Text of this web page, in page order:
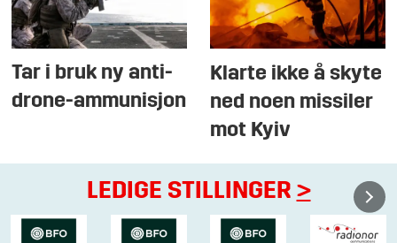
Tar i bruk ny anti-
drone-ammunisjon
Klarte ikke å skyte
ned noen missiler
mot Kyiv
LEDIGE STILLINGER >